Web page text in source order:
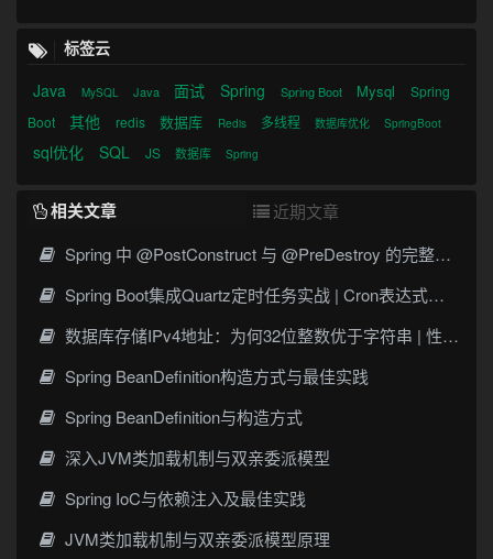
标签云
Java MySQL Java 面试 Spring Spring Boot Mysql
Spring
Boot
其他 redis 数据库 Redis 多线程 数据库优化 SpringBoot
sql优化 SQL JS 数据库 Spring
相关文章
近期文章
Spring 中 @PostConstruct 与 @PreDestroy 的完整与实战
Spring Boot集成Quartz定时任务实战 | Cron表达式详解
数据库存储IPv4地址：为何32位整数优于字符串 | 性能分析
Spring BeanDefinition构造方式与最佳实践
Spring BeanDefinition与构造方式
深入JVM类加载机制与双亲委派模型
Spring IoC与依赖注入及最佳实践
JVM类加载机制与双亲委派模型原理